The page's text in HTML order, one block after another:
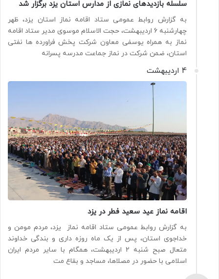
سلسله بازدیدهای نمازی از مدارس استان یزد برگزار شد
به گزارش روابط عمومی ستاد اقامه نماز استان یزد، ظهر
چهارشنبه 6 اردیبهشت، حجت الاسلام موسوی مدیر ستاد اقامه
نماز به همراه یوسفی معاون شرکت پخش فراورده ها نفتی
استان، ضمن شرکت در نماز جماعت مدرسه پسرانه
4 اردیبهشت
اقامه نماز عید سعید فطر در یزد
به گزارش روابط عمومی ستاد اقامه نماز یزد، مردم مومن و
خداجوی استان، پس از یک ماه روزه داری و بندگی خداوند
متعال صبح شنبه 2 اردیبهشت، همگام با سایر مردم ایران
اسلامی با حضور در مصلاها، مساجد و بقاع مت